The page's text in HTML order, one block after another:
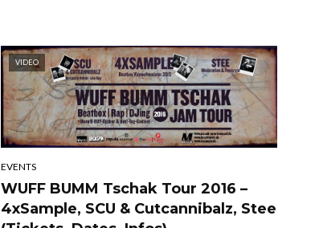
VIDEO
EVENTS
WUFF BUMM Tschak Tour 2016 –
4xSample, SCU & Cutcannibalz, Stee